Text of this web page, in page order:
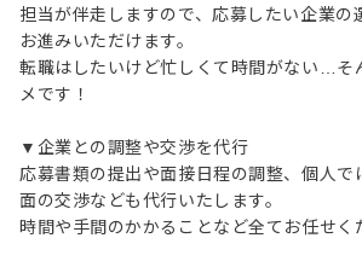
担当が伴走しますので、応募したい企業の
お進みいただけます。
転職はしたいけど忙しくて時間がない…そ
メです！
▼企業との調整や交渉を代行
応募書類の提出や面接日程の調整、個人で
面の交渉なども代行いたします。
時間や手間のかかることなど全てお任せく